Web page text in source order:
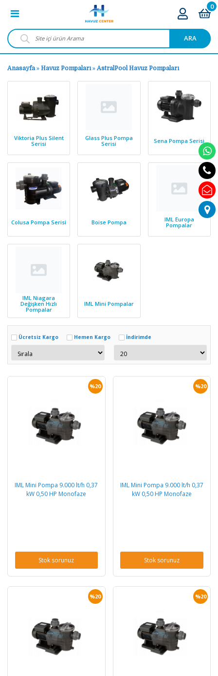
ARA
0
Anasayfa» Havuz Pompaları» AstralPool Havuz Pompaları
Viktoria Plus Silent
Serisi
Glass Plus Pompa
Serisi
Sena Pompa Serisi
Colusa Pompa Serisi Boise Pompa
IML Europa
Pompalar
IML Niagara
Değişken Hızlı
Pompalar
IML Mini Pompalar
Ücretsiz Kargo Hemen Kargo İndirimde
%20
IML Mini Pompa 9.000 lt/h 0,37
kW 0,50 HP Monofaze
Stok sorunuz
%20
IML Mini Pompa 9.000 lt/h 0,37
kW 0,50 HP Monofaze
Stok sorunuz
%20 %20